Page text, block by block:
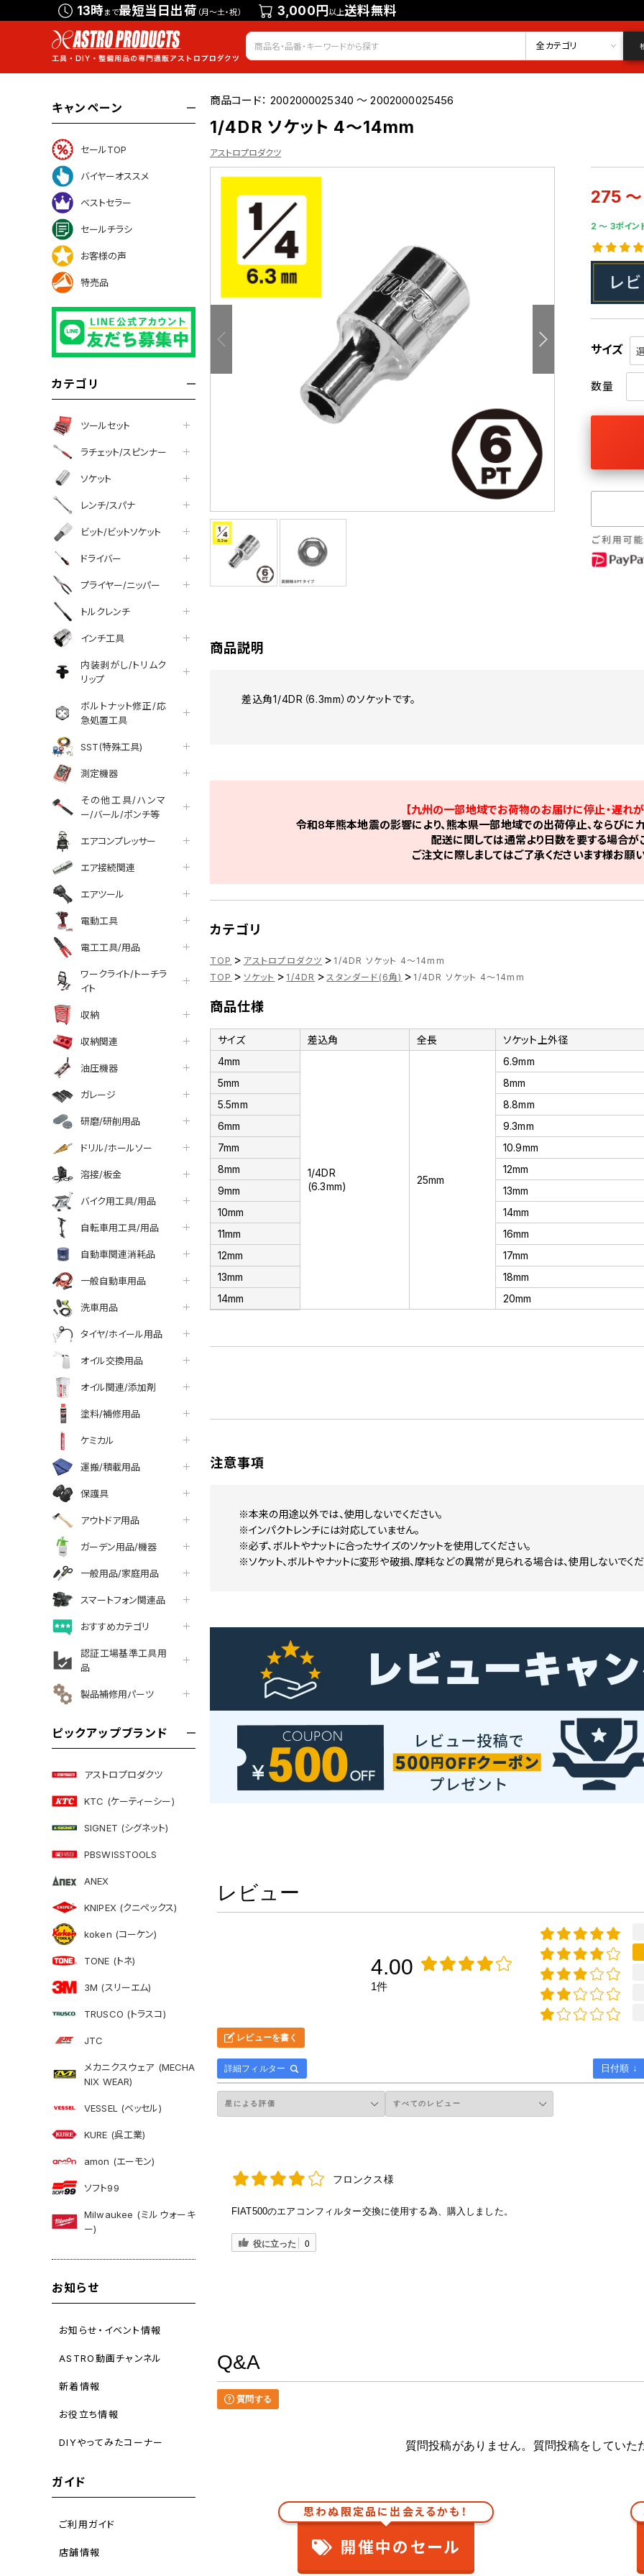
13時まで最短当日出荷 （月～土・祝） 3,000円以上送料無料
会員登録 ログイン
お気に入り
全カテゴリ
キャンペーン
セールTOP
バイヤーオススメ
ベストセラー
セールチラシ
お客様の声
特売品
カテゴリ
ツールセット
ラチェット/スピンナー
ソケット
レンチ/スパナ
ビット/ビットソケット
ドライバー
プライヤー/ニッパー
トルクレンチ
インチ工具
内装剥がし/トリムク
リップ
ボルトナット修正/応
急処置工具
SST(特殊工具)
測定機器
その他工具/ハンマ
ー/バール/ポンチ等
エアコンプレッサー
エア接続関連
エアツール
電動工具
電工工具/用品
ワークライト/トーチラ
イト
収納
収納関連
油圧機器
ガレージ
研磨/研削用品
ドリル/ホールソー
溶接/板金
バイク用工具/用品
自転車用工具/用品
自動車関連消耗品
一般自動車用品
洗車用品
タイヤ/ホイール用品
オイル交換用品
オイル関連/添加剤
塗料/補修用品
ケミカル
運搬/積載用品
保護具
アウトドア用品
ガーデン用品/機器
一般用品/家庭用品
スマートフォン関連品
おすすめカテゴリ
認証工場基準工具用
品
製品補修用パーツ
ピックアップブランド
アストロプロダクツ
KTC (ケーティーシー)
SIGNET (シグネット)
PBSWISSTOOLS
ANEX
KNIPEX (クニペックス)
koken (コーケン)
TONE (トネ)
3M (スリーエム)
TRUSCO (トラスコ)
JTC
メカニクスウェア (MECHA
NIX WEAR)
VESSEL (ベッセル)
KURE (呉工業)
amon (エーモン)
ソフト99
Milwaukee (ミルウォーキ
ー)
お知らせ
お知らせ・イベント情報
ASTRO動画チャンネル
新着情報
お役立ち情報
DIYやってみたコーナー
ガイド
ご利用ガイド
店舗情報
商品コード：2002000025340 ～ 2002000025456
1/4DR ソケット 4～14mm
アストロプロダクツ
275
2 〜 3ポイン
サイズ
数量
facebook
line
商品説明
差込角1/4DR（6.3mm）のソケットです。
【九州の一部地域でお荷物のお届けに停止・遅れが
令和8年熊本地震の影響により、熊本県一部地域での出荷停止、ならびに
配送に関しては通常より日数を要する場合が
ご注文に際しましてはご了承くださいます様お願
カテゴリ
TOP > アストロプロダクツ > 1/4DR ソケット 4～14mm
TOP > ソケット > 1/4DR > スタンダード(6角) > 1/4DR ソケット 4～14mm
商品仕様
サイズ 差込角 全長
ソケット上外径
4mm
1/4DR
(6.3mm)
25mm
6.9mm
5mm
8mm
5.5mm
8.8mm
6mm
9.3mm
7mm
10.9mm
8mm
12mm
9mm
13mm
10mm
14mm
11mm
16mm
12mm
17mm
13mm
18mm
14mm
20mm
注意事項
※本来の用途以外では、使用しないでください。
※インパクトレンチには対応していません。
※必ず、ボルトやナットに合ったサイズのソケットを使用してください。
※ソケット、ボルトやナットに変形や破損、摩耗などの異常が見られる場合は、使用しないでくだ
レビュー
4.00
1件
レビューを書く
詳細フィルター 日付順 ↓
フロンクス様
FIAT500のエアコンフィルター交換に使用する為、購入しました。
役に立った 0
Q&A
質問する
質問投稿がありません。質問投稿をしていた
思わぬ限定品に出会えるかも！
開催中のセール